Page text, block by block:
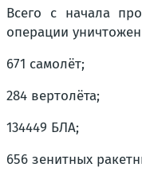
Всего с начала
операции
671 самолёт;
284 вертолёта;
134449 БЛА;
656 зенитных